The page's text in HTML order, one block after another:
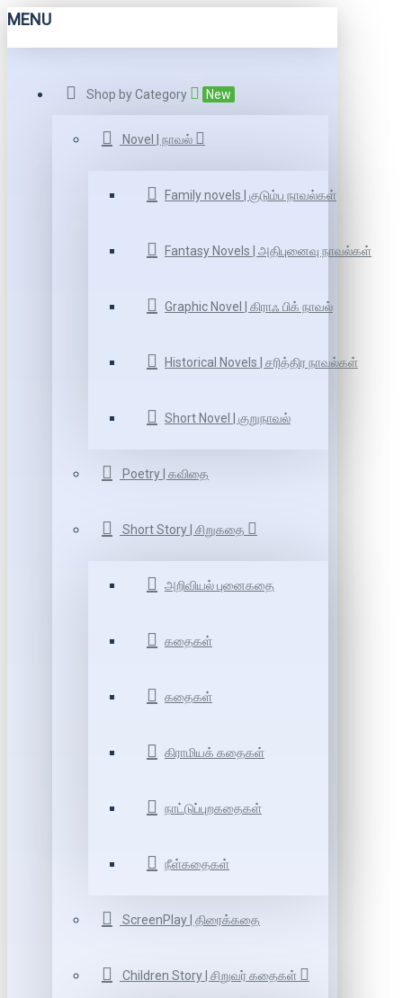
MENU
Shop by Category New
Novel | நாவல்
Family novels | குடும்ப நாவல்கள்
Fantasy Novels | அதிபுனைவு நாவல்கள்
Graphic Novel | கிராஃ பிக் நாவல்
Historical Novels | சரித்திர நாவல்கள்
Short Novel | குறுநாவல்
Poetry | கவிதை
Short Story | சிறுகதை
அறிவியல் புனைகதை
கதைகள்
கதைகள்
கிராமியக் கதைகள்
நாட்டுப்புறகதைகள்
நீள்கதைகள்
ScreenPlay | திரைக்கதை
Children Story | சிறுவர் கதைகள்